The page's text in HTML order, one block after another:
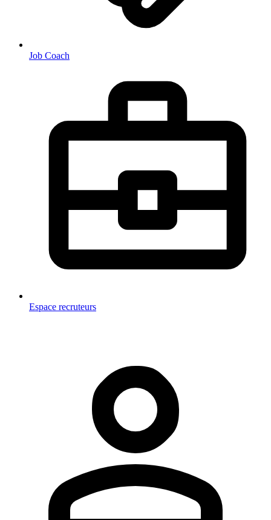
Job Coach
Espace recruteurs